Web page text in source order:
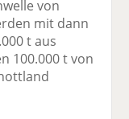
von
mit dann
t aus
100.000 t von